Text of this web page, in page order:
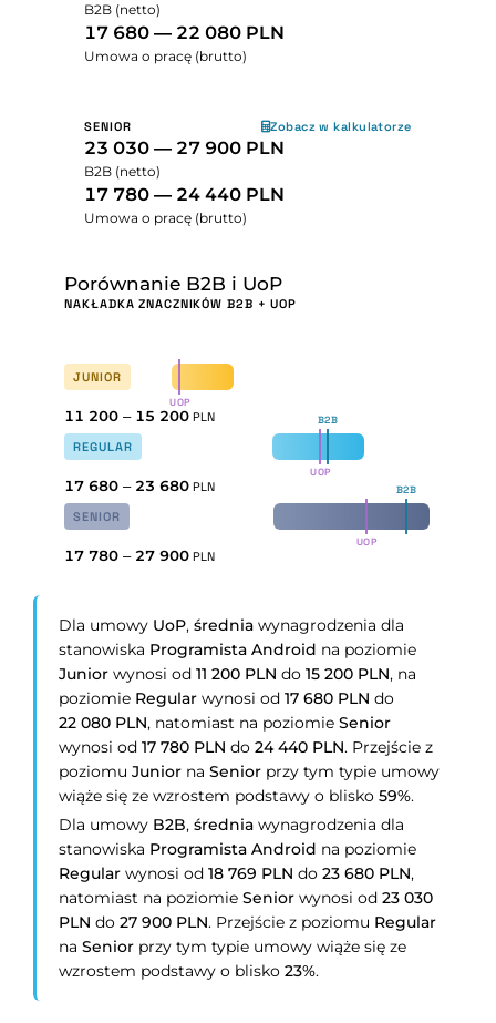
B2B (netto)
17 680 — 22 080 PLN
Umowa o pracę (brutto)
SENIOR Zobacz w kalkulatorze
23 030 — 27 900 PLN
B2B (netto)
17 780 — 24 440 PLN
Umowa o pracę (brutto)
Porównanie B2B i UoP
NAKŁADKA ZNACZNIKÓW B2B + UOP
JUNIOR
UOP
11 200 – 15 200 PLN
REGULAR
B2B
UOP
17 680 – 23 680 PLN
SENIOR
B2B
UOP
17 780 – 27 900 PLN
Dla umowy UoP,średnia wynagrodzenia dla
stanowiska Programista Android na poziomie
Junior wynosi od11 200 PLN do15 200 PLN, na
poziomie Regular wynosi od17 680 PLN do
22 080 PLN, natomiast na poziomieSenior
wynosi od17 780 PLN do24 440 PLN. Przejście z
poziomuJunior naSenior przy tym typie umowy
wiąże się ze wzrostem podstawy o blisko59%.
Dla umowy B2B,średnia wynagrodzenia dla
stanowiska Programista Android na poziomie
Regular wynosi od18 769 PLN do23 680 PLN,
natomiast na poziomieSenior wynosi od23 030
PLN do27 900 PLN. Przejście z poziomu Regular
naSenior przy tym typie umowy wiąże się ze
wzrostem podstawy o blisko23%.